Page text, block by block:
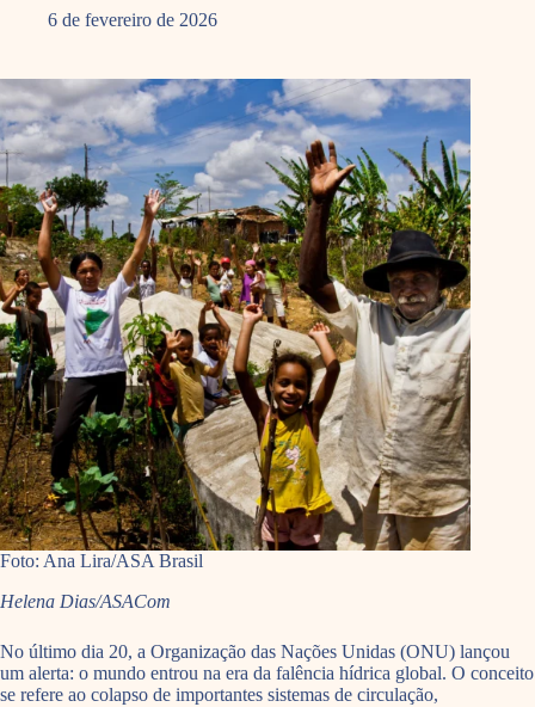
6 de fevereiro de 2026
Foto: Ana Lira/ASA Brasil
Helena Dias/ASACom
No último dia 20, a Organização das Nações Unidas (ONU) lançou
um alerta: o mundo entrou na era da falência hídrica global. O conceito
se refere ao colapso de importantes sistemas de circulação,